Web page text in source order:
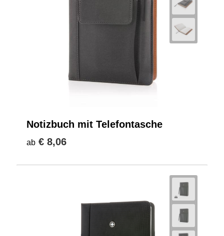
Notizbuch mit Telefontasche
ab € 8,06